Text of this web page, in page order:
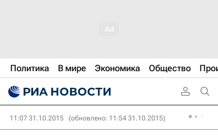
Политика В мире Экономика Общество
11:07 31.10.2015 (обновлено: 11:54 31.10.2015)